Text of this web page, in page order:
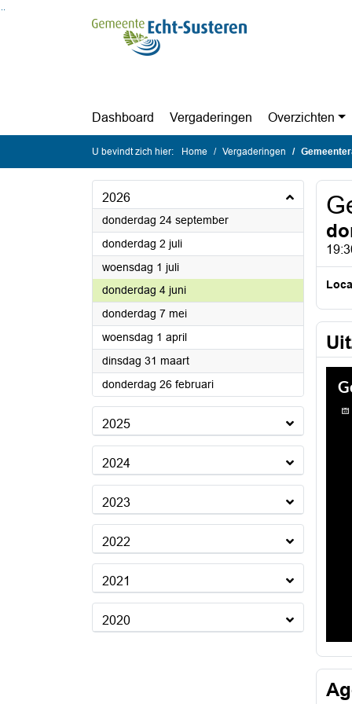
Ga naar de inhoud van deze pagina
Ga naar het zoeken
Ga naar het menu
Dashboard Vergaderingen Overzichten
U bevindt zich hier: Home Vergaderingen
2026
donderdag 24 september2026
donderdag 2 juli2026
woensdag 1 juli2026
donderdag 4 juni2026
donderdag 7 mei2026
woensdag 1 april2026
dinsdag 31 maart2026
donderdag 26 februari2026
2025
2024
2023
2022
2021
2020